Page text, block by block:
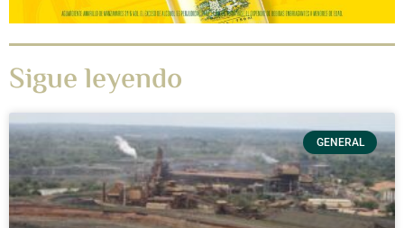
Sigue leyendo
GENERAL